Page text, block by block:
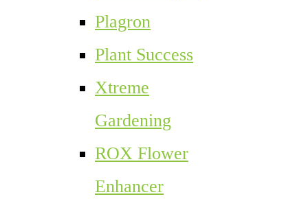
Plagron
Plant Success
Xtreme
Gardening
ROX Flower
Enhancer